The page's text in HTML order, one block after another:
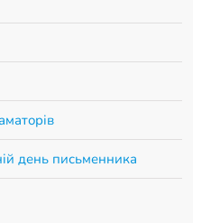
день письменника